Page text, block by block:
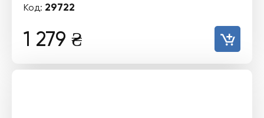
Код: 29722
1 279 ₴